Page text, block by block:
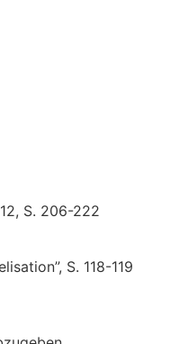
S. 206-222
S. 118-119